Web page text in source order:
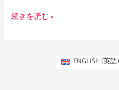
テ
続きを読む »
ENGLISH(英語)